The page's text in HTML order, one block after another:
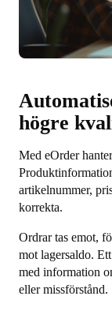
högre
Med eOrder
artikelnummer,
korrekta.
Ordrar tas emot,
mot lagersaldo.
med information
eller missförstånd.